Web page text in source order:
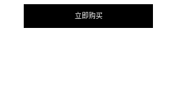
立即购买